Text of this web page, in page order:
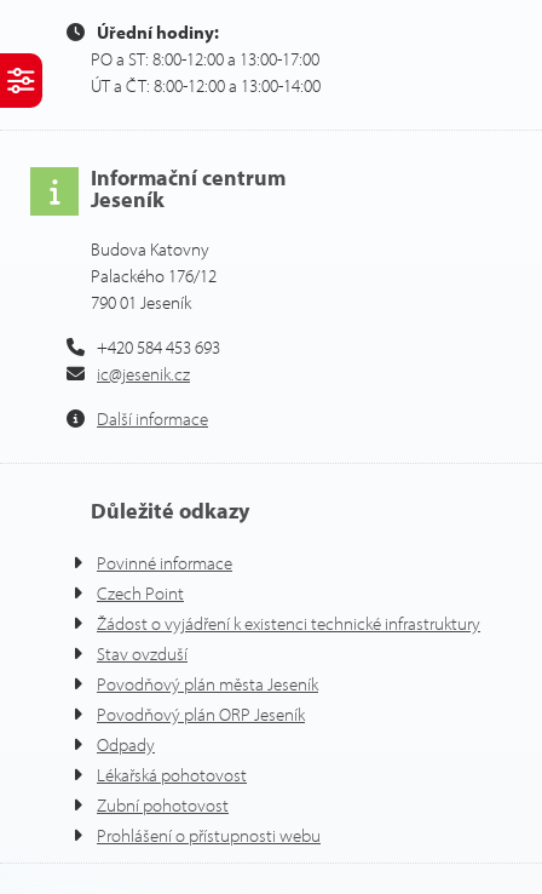
Úřední hodiny:
PO a ST: 8:00-12:00 a 13:00-17:00
ÚT a ČT: 8:00-12:00 a 13:00-14:00
Informační centrum
Jeseník
Budova Katovny
Palackého 176/12
790 01 Jeseník
+420 584 453 693
ic@jesenik.cz
Další informace
Důležité odkazy
Povinné informace
Czech Point
Žádost o vyjádření k existenci technické infrastruktury
Stav ovzduší
Povodňový plán města Jeseník
Povodňový plán ORP Jeseník
Odpady
Lékařská pohotovost
Zubní pohotovost
Prohlášení o přístupnosti webu